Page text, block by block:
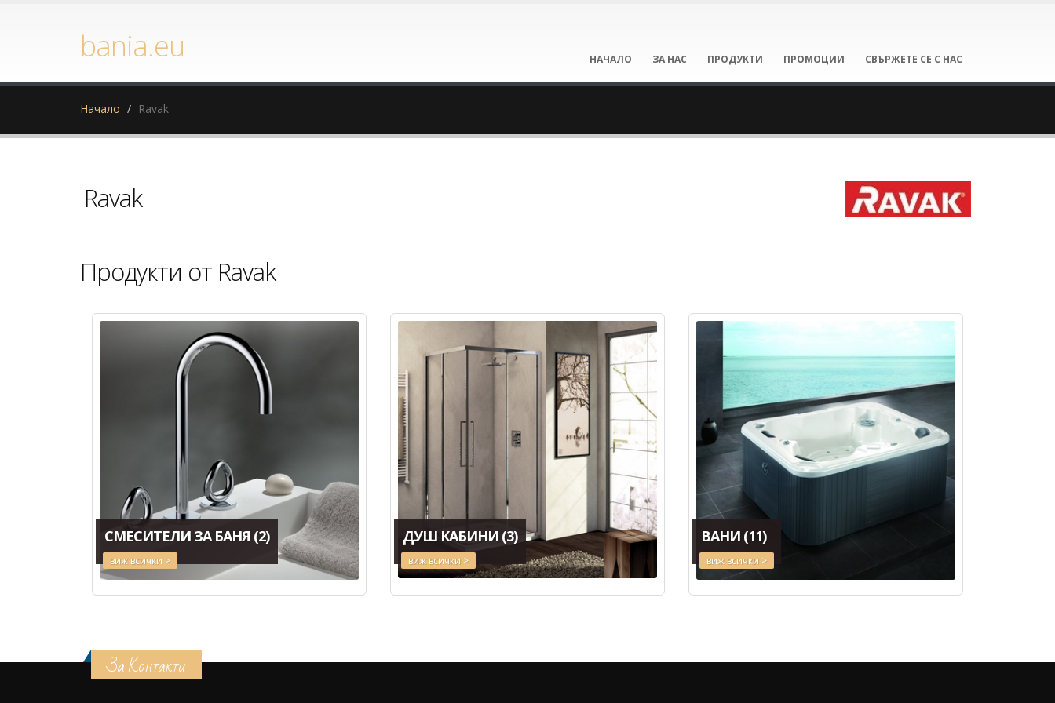
bania.eu НАЧАЛО ЗА НАС ПРОДУКТИ ПРОМОЦИИ СВЪРЖЕТЕ СЕ С НАС
Начало Ravak
Ravak
Продукти от Ravak
СМЕСИТЕЛИ ЗА БАНЯ (2)
виж всички >
ДУШ КАБИНИ (3)
виж всички >
ВАНИ (11)
виж всички >
За Контакти